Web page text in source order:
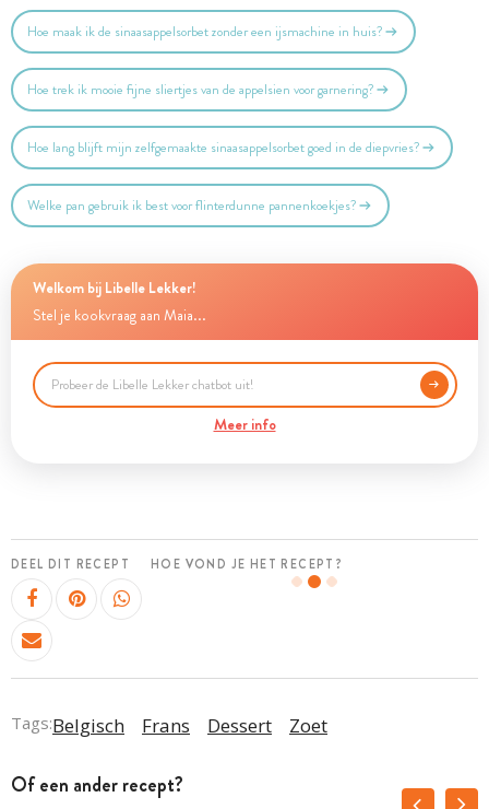
Hoe maak ik de sinaasappelsorbet zonder een ijsmachine in huis?
Hoe trek ik mooie fijne sliertjes van de appelsien voor garnering?
Hoe lang blijft mijn zelfgemaakte sinaasappelsorbet goed in de diepvries?
Welke pan gebruik ik best voor flinterdunne pannenkoekjes?
Welkom bij Libelle Lekker!
Stel je kookvraag aan Maia...
Meer info
DEEL DIT RECEPT HOE VOND JE HET RECEPT?
Tags:Belgisch Frans Dessert Zoet
Of een ander recept?